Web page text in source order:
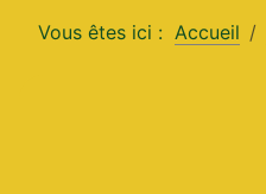
Vous êtes ici : Accueil